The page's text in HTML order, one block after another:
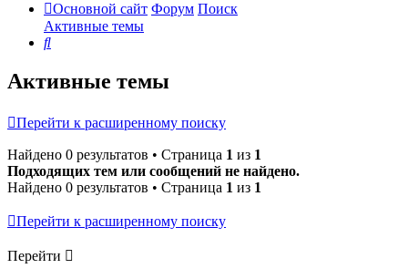
Основной сайт Форум Поиск
Активные темы
Поиск
Активные темы
Перейти к расширенному поиску
Найдено 0 результатов • Страница 1 из 1
Подходящих тем или сообщений не найдено.
Найдено 0 результатов • Страница 1 из 1
Перейти к расширенному поиску
Перейти